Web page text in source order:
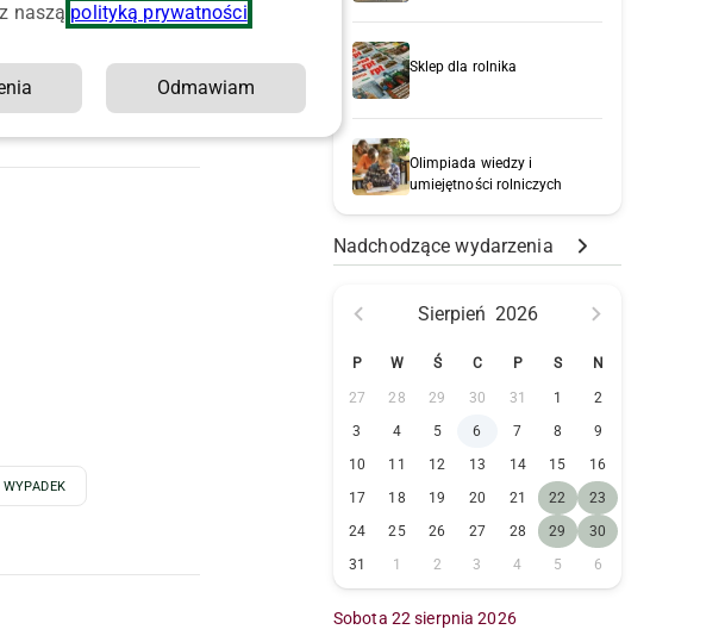
mają zostać
WYPADEK
Sklep dla rolnika
Olimpiada wiedzy i
umiejętności rolniczych
Nadchodzące wydarzenia
Sierpień 2026
P W Ś C P S N
27 28 29 30 31 1
2
3
4 5 6 7 8
9
10
11 12 13 14 15
16
17
18 19 20 21 22
23
24
25 26 27 28 29
30
31
1 2 3 4 5 6
Sobota 22 sierpnia 2026
naszą polityką prywatności
Odmawiam